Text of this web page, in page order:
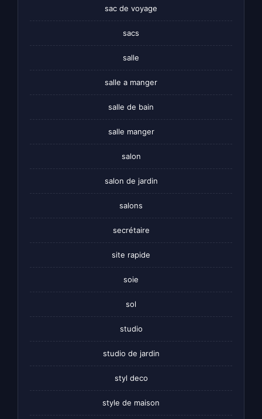
sac de voyage
sacs
salle
salle a manger
salle de bain
salle manger
salon
salon de jardin
salons
secrétaire
site rapide
soie
sol
studio
studio de jardin
styl deco
style de maison